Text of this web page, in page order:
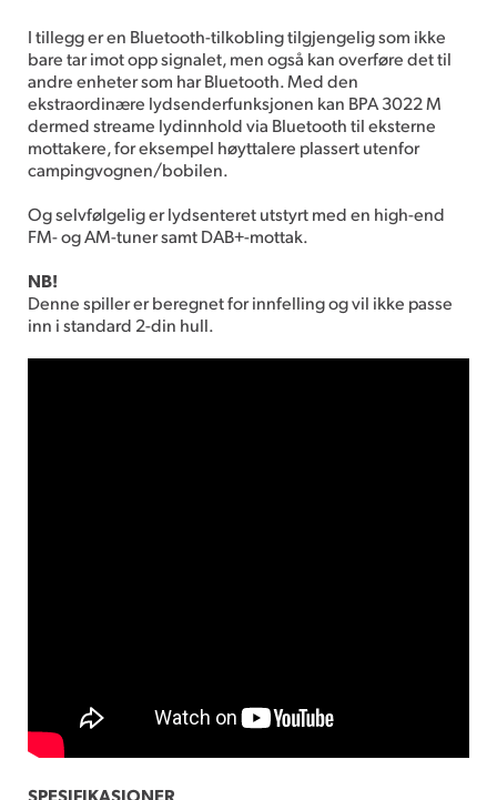
I tillegg er en Bluetooth-tilkobling tilgjengelig som ikke
bare tar imot opp signalet, men også kan overføre det til
andre enheter som har Bluetooth. Med den
ekstraordinære lydsenderfunksjonen kan BPA 3022 M
dermed streame lydinnhold via Bluetooth til eksterne
mottakere, for eksempel høyttalere plassert utenfor
campingvognen/bobilen.
Og selvfølgelig er lydsenteret utstyrt med en high-end
FM- og AM-tuner samt DAB+-mottak.
NB!
Denne spiller er beregnet for innfelling og vil ikke passe
inn i standard 2-din hull.
SPESIFIKASJONER